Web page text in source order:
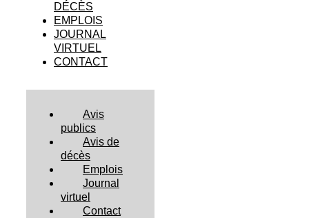
DÉCÈS
EMPLOIS
JOURNAL
VIRTUEL
CONTACT
Avis
publics
Avis de
décès
Emplois
Journal
virtuel
Contact